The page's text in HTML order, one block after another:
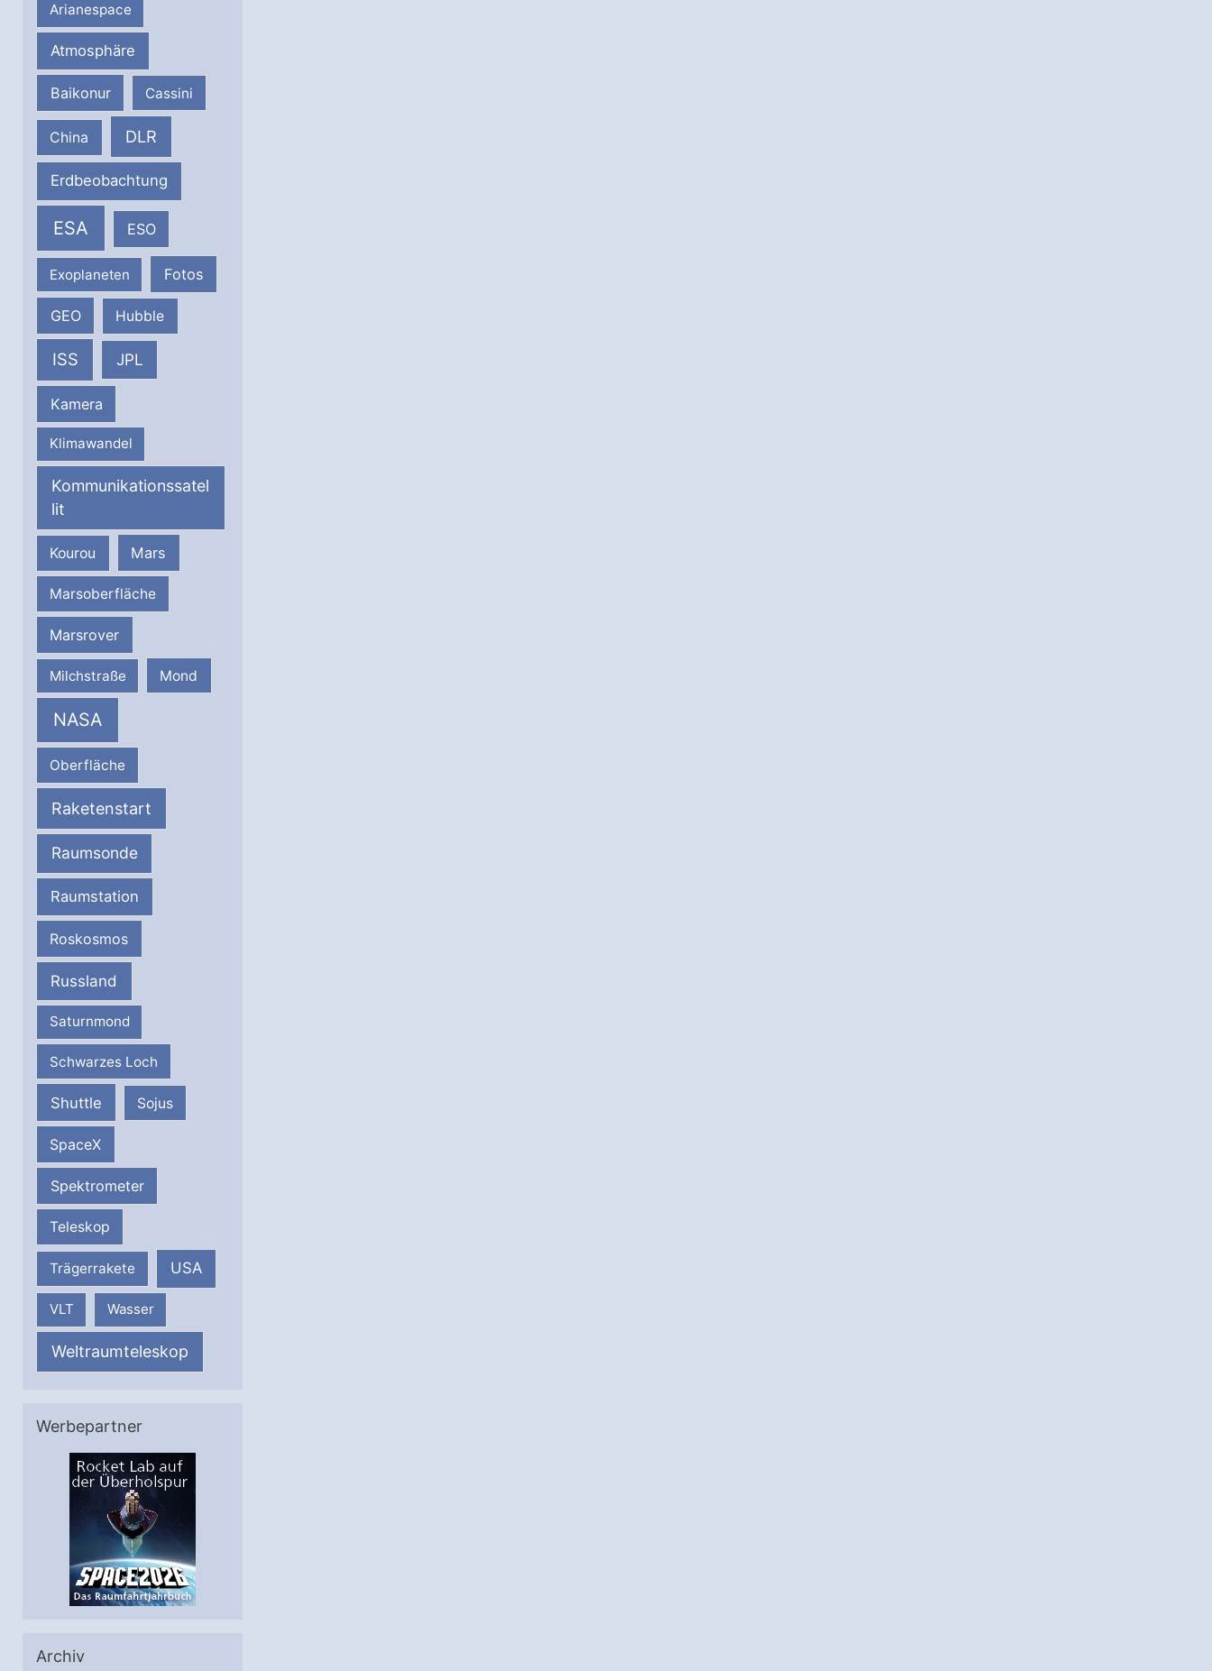
Arianespace
Atmosphäre
Baikonur Cassini
China DLR
Erdbeobachtung
ESA ESO
Exoplaneten Fotos
GEO Hubble
ISS JPL
Kamera
Klimawandel
Kommunikationssatel
lit
Kourou Mars
Marsoberfläche
Marsrover
Milchstraße Mond
NASA
Oberfläche
Raketenstart
Raumsonde
Raumstation
Roskosmos
Russland
Saturnmond
Schwarzes Loch
Shuttle Sojus
SpaceX
Spektrometer
Teleskop
Trägerrakete USA
VLT Wasser
Weltraumteleskop
Werbepartner
Archiv